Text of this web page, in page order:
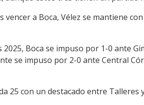
a Boca, Vélez se mantiene
Boca se impuso por 1-0 ante
se impuso por 2-0 ante Central
25 con un destacado entre Talleres